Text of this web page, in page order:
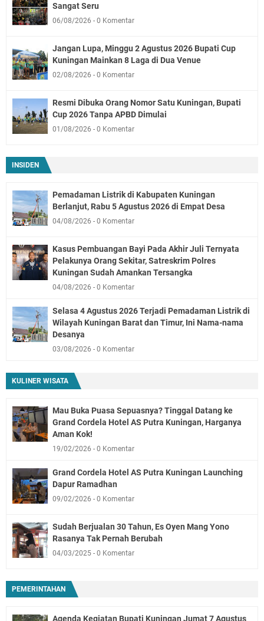
Sangat Seru
06/08/2026 0 Komentar
Jangan Lupa, Minggu 2 Agustus 2026 Bupati Cup
Kuningan Mainkan 8 Laga di Dua Venue
02/08/2026 0 Komentar
Resmi Dibuka Orang Nomor Satu Kuningan, Bupati
Cup 2026 Tanpa APBD Dimulai
01/08/2026 0 Komentar
INSIDEN
Pemadaman Listrik di Kabupaten Kuningan
Berlanjut, Rabu 5 Agustus 2026 di Empat Desa
04/08/2026 0 Komentar
Kasus Pembuangan Bayi Pada Akhir Juli Ternyata
Pelakunya Orang Sekitar, Satreskrim Polres
Kuningan Sudah Amankan Tersangka
04/08/2026 0 Komentar
Selasa 4 Agustus 2026 Terjadi Pemadaman Listrik di
Wilayah Kuningan Barat dan Timur, Ini Nama-nama
Desanya
03/08/2026 0 Komentar
KULINER WISATA
Mau Buka Puasa Sepuasnya? Tinggal Datang ke
Grand Cordela Hotel AS Putra Kuningan, Harganya
Aman Kok!
19/02/2026 0 Komentar
Grand Cordela Hotel AS Putra Kuningan Launching
Dapur Ramadhan
09/02/2026 0 Komentar
Sudah Berjualan 30 Tahun, Es Oyen Mang Yono
Rasanya Tak Pernah Berubah
04/03/2025 0 Komentar
PEMERINTAHAN
Agenda Kegiatan Bupati Kuningan Jumat 7 Agustus